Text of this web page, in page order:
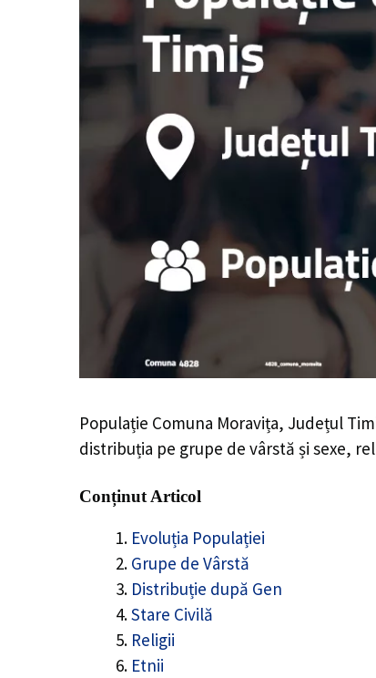
Populație Comuna Moravița, Județul
distribuția pe grupe de vârstă și sexe,
Conținut Articol
Evoluția Populației
Grupe de Vârstă
Distribuție după Gen
Stare Civilă
Religii
Etnii